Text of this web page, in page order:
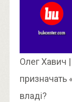
Олег Хавич |
призначать
владі?